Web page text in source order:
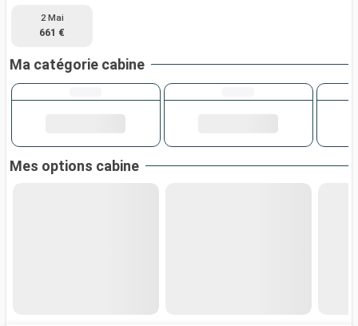
2 Mai
661 €
Ma catégorie cabine
Mes options cabine